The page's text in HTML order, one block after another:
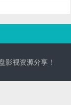
影视资源分享！